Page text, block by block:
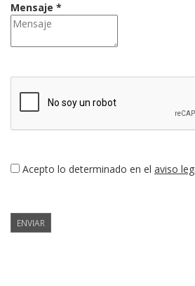
Mensaje *
Acepto lo determinado en el aviso
ENVIAR